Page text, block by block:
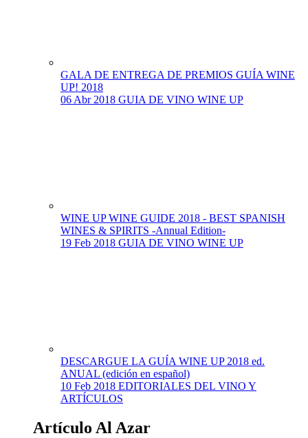
GALA DE ENTREGA DE PREMIOS GUÍA WINE
UP! 2018
06 Abr 2018 GUIA DE VINO WINE UP
WINE UP WINE GUIDE 2018 - BEST SPANISH
WINES & SPIRITS -Annual Edition-
19 Feb 2018 GUIA DE VINO WINE UP
DESCARGUE LA GUÍA WINE UP 2018 ed.
ANUAL (edición en español)
10 Feb 2018 EDITORIALES DEL VINO Y
ARTÍCULOS
Artículo Al Azar